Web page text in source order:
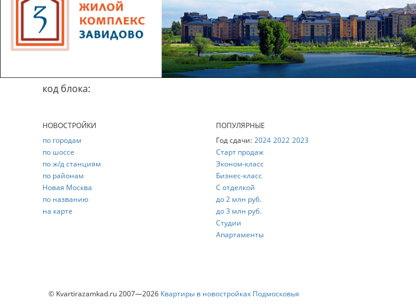
код блока:
НОВОСТРОЙКИ
по городам
по шоссе
по ж/д станциям
по районам
Новая Москва
по названию
на карте
ПОПУЛЯРНЫЕ
Год сдачи: 2024 2022 2023
Старт продаж
Эконом-класс
Бизнес-класс
С отделкой
до 2 млн руб.
до 3 млн руб.
Студии
Апартаменты
© Kvartirazamkad.ru 2007—2026 Квартиры в новостройках Подмосковья